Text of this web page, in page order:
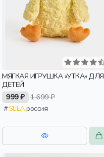
МЯГКАЯ ИГРУШКА «УТКА» ДЛЯ
ДЕТЕЙ
999 ₽ 1 699 ₽
SELAроссия